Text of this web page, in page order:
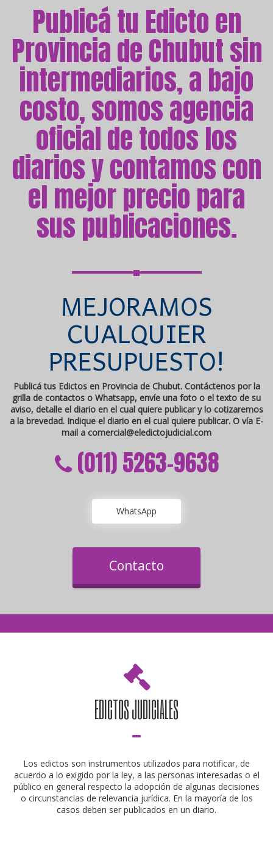
Publicá tu Edicto en
Provincia de Chubut sin
intermediarios, a bajo
costo, somos agencia
oficial de todos los
diarios y contamos con
el mejor precio para
sus publicaciones.
MEJORAMOS
CUALQUIER
PRESUPUESTO!
Publicá tus Edictos en Provincia de Chubut. Contáctenos por la
grilla de contactos o Whatsapp, envíe una foto o el texto de su
aviso, detalle el diario en el cual quiere publicar y lo cotizaremos
a la brevedad. Indique el diario en el cual quiere publicar. O vía E-
mail a comercial@eledictojudicial.com
(011) 5263-9638
WhatsApp
Contacto
EDICTOS JUDICIALES
Los edictos son instrumentos utilizados para notificar, de
acuerdo a lo exigido por la ley, a las personas interesadas o el
público en general respecto la adopción de algunas decisiones
o circunstancias de relevancia jurídica. En la mayoría de los
casos deben ser publicados en un diario.